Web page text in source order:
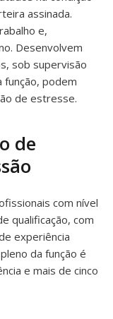
assinada.
e,
Desenvolvem
sob supervisão
função, podem
de estresse.
de
com nível
qualificação, com
experiência
da função é
e mais de cinco